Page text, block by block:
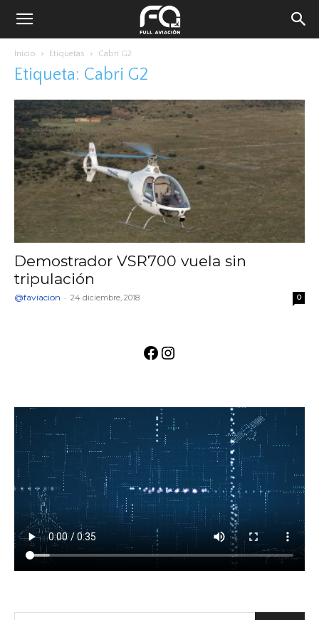
Inicio Etiquetas Cabri G2
Etiqueta: Cabri G2
Demostrador VSR700 vuela sin
tripulación
@faviacion - 24 diciembre, 2018 0
Facebook
Instagram